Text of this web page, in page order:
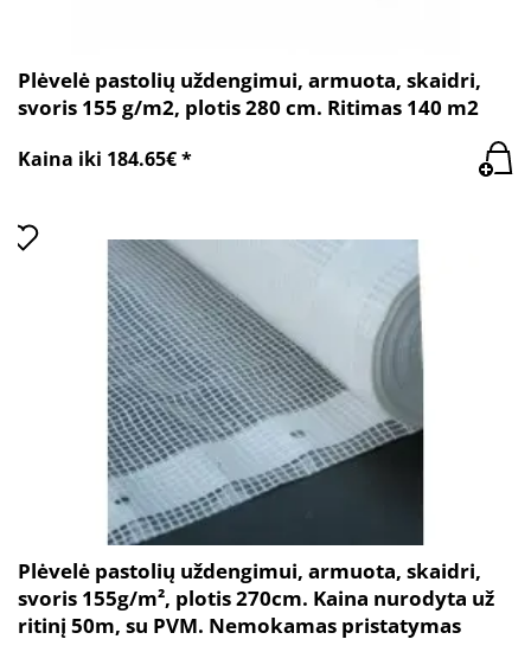
Plėvelė pastolių uždengimui, armuota, skaidri,
svoris 155 g/m2, plotis 280 cm. Ritimas 140 m2
Kaina iki 184.65€ *
Plėvelė pastolių uždengimui, armuota, skaidri,
svoris 155g/m², plotis 270cm. Kaina nurodyta už
ritinį 50m, su PVM. Nemokamas pristatymas